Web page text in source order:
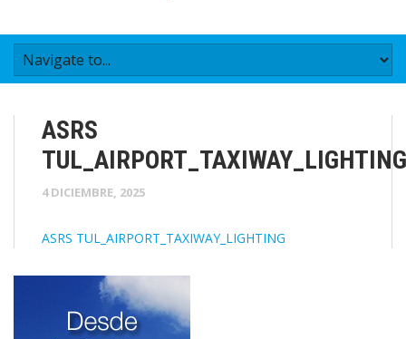
ASRS
TUL_AIRPORT_TAXIWAY_LIGHTING
4 DICIEMBRE, 2025
ASRS TUL_AIRPORT_TAXIWAY_LIGHTING